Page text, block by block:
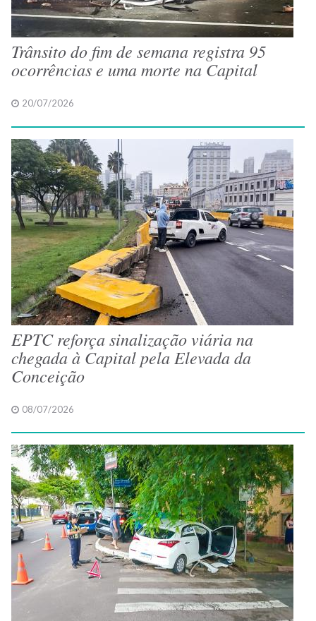
Trânsito do fim de semana registra 95
ocorrências e uma morte na Capital
20/07/2026
EPTC reforça sinalização viária na
chegada à Capital pela Elevada da
Conceição
08/07/2026